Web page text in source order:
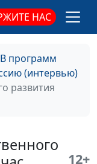
НАС
программ
(интервью)
развития
12+
лютеранской
института
Марк